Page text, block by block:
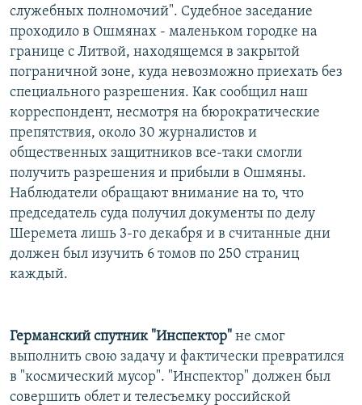
служебных полномочий". Судебное заседание
проходило в Ошмянах - маленьком городке на
границе с Литвой, находящемся в закрытой
пограничной зоне, куда невозможно приехать без
специального разрешения. Как сообщил наш
корреспондент, несмотря на бюрократические
препятствия, около 30 журналистов и
общественных защитников все-таки смогли
получить разрешения и прибыли в Ошмяны.
Наблюдатели обращают внимание на то, что
председатель суда получил документы по делу
Шеремета лишь 3-го декабря и в считанные дни
должен был изучить 6 томов по 250 страниц
каждый.
Германский спутник "Инспектор" не смог
выполнить свою задачу и фактически превратился
в "космический мусор". "Инспектор" должен был
совершить облет и телесъемку российской